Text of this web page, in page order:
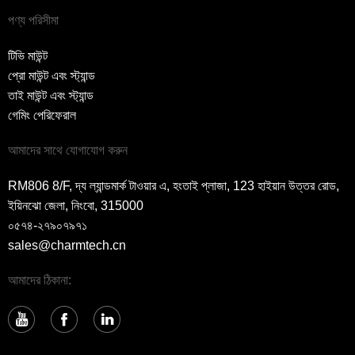
পণ্য পরিসীমা
টিভি মাউন্ট
প্রো মাউন্ট এবং স্ট্যান্ড
তাই মাউন্ট এবং স্ট্যান্ড
গেমিং পেরিফেরাল
আমাদের সাথে যোগাযোগ করুন
RM806 8/F, দ্য ল্যান্ডমার্ক টাওয়ার এ, হংতাই প্লাজা, 123 হাইয়ান উত্তর রোড,
ইয়িনঝো জেলা, নিংবো, 315000
০৫৭৪-২৭৯০৭৯৭১
sales@charmtech.cn
আমাদের ঠিকানা: